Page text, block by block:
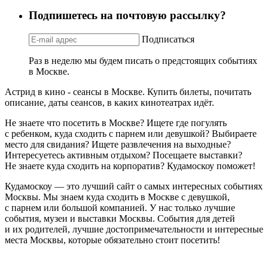
Подпишетесь на почтовую рассылку?
Подписаться
Раз в неделю мы будем писать о предстоящих событиях
в Москве.
Астрид в кино - сеансы в Москве. Купить билеты, почитать
описание, даты сеансов, в каких кинотеатрах идёт.
Не знаете что посетить в Москве? Ищете где погулять
с ребенком, куда сходить с парнем или девушкой? Выбираете
место для свидания? Ищете развлечения на выходные?
Интересуетесь активным отдыхом? Посещаете выставки?
Не знаете куда сходить на корпоратив? Кудамоскоу поможет!
Кудамоскоу — это лучший сайт о самых интересных событиях
Москвы. Мы знаем куда сходить в Москве с девушкой,
с парнем или большой компанией. У нас только лучшие
события, музеи и выставки Москвы. События для детей
и их родителей, лучшие достопримечательности и интересные
места Москвы, которые обязательно стоит посетить!